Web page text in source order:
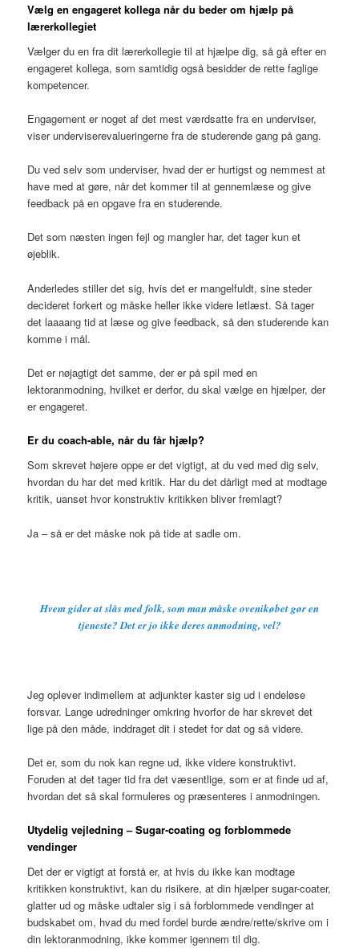
Vælg en engageret kollega når du beder om hjælp på
lærerkollegiet
Vælger du en fra dit lærerkollegie til at hjælpe dig, så gå efter en
engageret kollega, som samtidig også besidder de rette faglige
kompetencer.
Engagement er noget af det mest værdsatte fra en underviser,
viser underviserevalueringerne fra de studerende gang på gang.
Du ved selv som underviser, hvad der er hurtigst og nemmest at
have med at gøre, når det kommer til at gennemlæse og give
feedback på en opgave fra en studerende.
Det som næsten ingen fejl og mangler har, det tager kun et
øjeblik.
Anderledes stiller det sig, hvis det er mangelfuldt, sine steder
decideret forkert og måske heller ikke videre letlæst. Så tager
det laaaang tid at læse og give feedback, så den studerende kan
komme i mål.
Det er nøjagtigt det samme, der er på spil med en
lektoranmodning, hvilket er derfor, du skal vælge en hjælper, der
er engageret.
Er du coach-able, når du får hjælp?
Som skrevet højere oppe er det vigtigt, at du ved med dig selv,
hvordan du har det med kritik. Har du det dårligt med at modtage
kritik, uanset hvor konstruktiv kritikken bliver fremlagt?
Ja – så er det måske nok på tide at sadle om.
Hvem gider at slås med folk, som man måske ovenikøbet gør en
tjeneste? Det er jo ikke deres anmodning, vel?
Jeg oplever indimellem at adjunkter kaster sig ud i endeløse
forsvar. Lange udredninger omkring hvorfor de har skrevet det
lige på den måde, inddraget dit i stedet for dat og så videre.
Det er, som du nok kan regne ud, ikke videre konstruktivt.
Foruden at det tager tid fra det væsentlige, som er at finde ud af,
hvordan det så skal formuleres og præsenteres i anmodningen.
Utydelig vejledning – Sugar-coating og forblommede
vendinger
Det der er vigtigt at forstå er, at hvis du ikke kan modtage
kritikken konstruktivt, kan du risikere, at din hjælper sugar-coater,
glatter ud og måske udtaler sig i så forblommede vendinger at
budskabet om, hvad du med fordel burde ændre/rette/skrive om i
din lektoranmodning, ikke kommer igennem til dig.